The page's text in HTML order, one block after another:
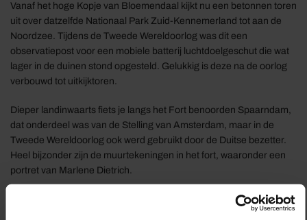
Vanaf het hoge Kopje van Bloemendaal kijkt nu een betonnen toren
uit over datzelfde Nationaal Park Zuid-Kennemerland tot aan de
Noordzee. Tijdens de Tweede Wereldoorlog was dit een
observatiepost voor een mobiele batterij luchtdoelgeschut die wat
lager in de duinen stond opgesteld. Gelukkig is deze na de oorlog
verbouwd tot uitkijktoren.
Dieper landinwaarts fiets je langs het Fort benoorden Spaarndam,
dat onderdeel was van de Stelling van Amsterdam, maar in de
Tweede Wereldoorlog ook werd gebruikt door de Duitse bezetter.
Heel bijzonder zijn de muurtekeningen in het fort, waaronder een
portret van Marlene Dietrich.
In Haarlem fiets je langs het Corrie ten Boom Huis waar de familie
Ten Boom in de Tweede Wereldoorlog onderdak bood aan Joden